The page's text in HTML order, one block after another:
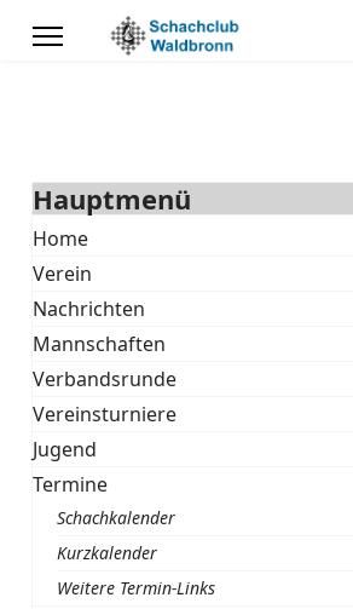
Hauptmenü
Home
Verein
Nachrichten
Mannschaften
Verbandsrunde
Vereinsturniere
Jugend
Termine
Schachkalender
Kurzkalender
Weitere Termin-Links